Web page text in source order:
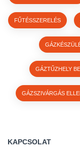
FŰTÉSSZERELÉS
GÁZTŰZHELY
GÁZSZIVÁRGÁS
KAPCSOLAT